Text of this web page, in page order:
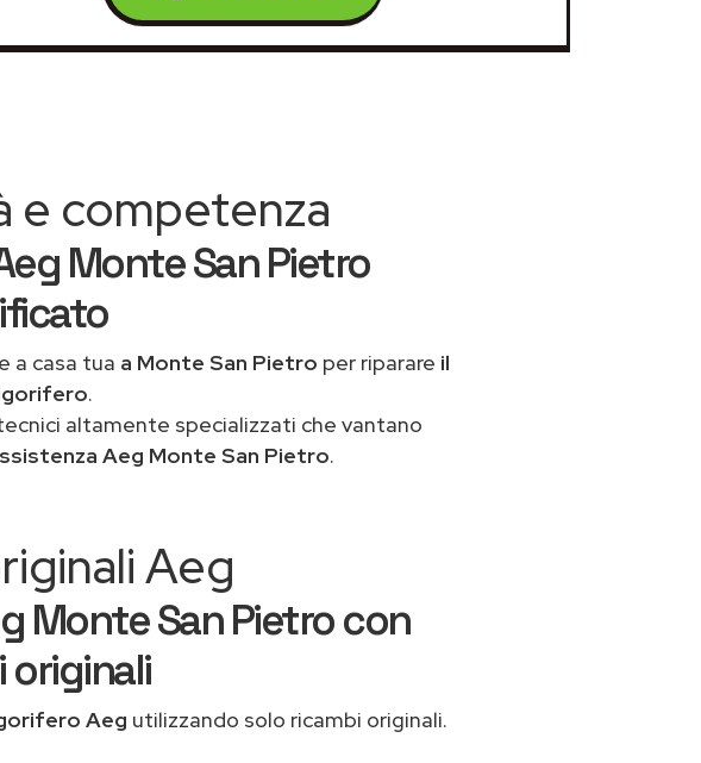
e competenza
Monte San Pietro
a casa tua a Monte San Pietro per riparare il
.
altamente specializzati che vantano
Aeg Monte San Pietro.
Aeg
Monte San Pietro con
originali
Aeg utilizzando solo ricambi originali.